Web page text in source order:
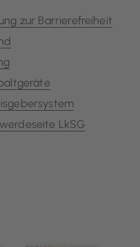
zur Barrierefreiheit
LkSG